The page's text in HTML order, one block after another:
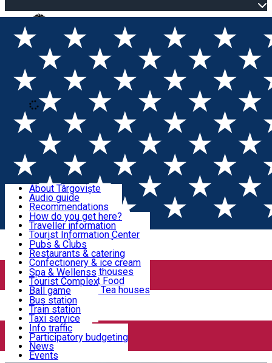
Open main menu
Loading
Sign In
Sign Up Free
Discover Târgoviște
Useful information!
Accommodation & Food
Activities
Transportation & Parking
We keep you informed!
About Târgoviște
Audio guide
Recommendations
Parks & Zoo
Church & monasteries
Art & culture
Event organizers
Legends and stories
Târgoviște in pictures
How do you get here?
Traveller information
Tourist Information Center
Useful information for locals
Community
Pubs & Clubs
Restaurants & catering
Confectionery & ice cream
Hotels and guesthouses
Pizzerias & Fast Food
Coffee places & Tea houses
Spa & Wellenss
Tourist Complex
Ball game
Swimming
Sport clubs
Playgrounds
Bus station
Train station
Taxi service
Rent a car
Car wash
Parking places
Info traffic
Participatory budgeting
News
Events
Home Târgoviște City Hall News
combatere a insectelor prin pulverizare aeriană, la Târgoviște